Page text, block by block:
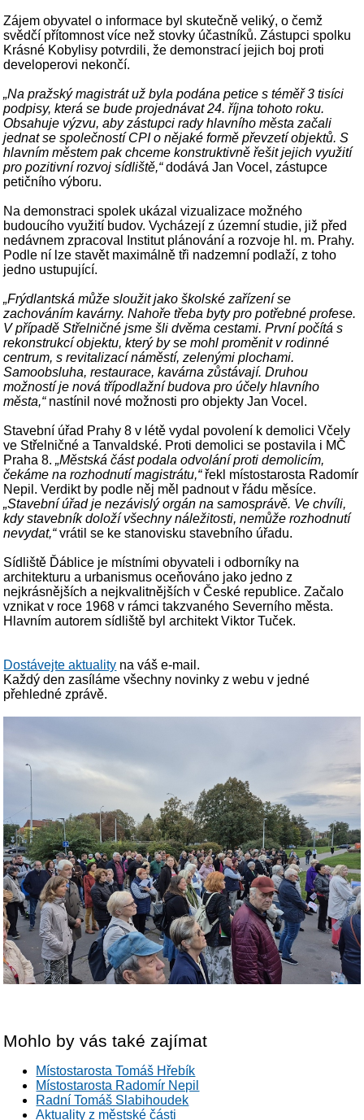
Zájem obyvatel o informace byl skutečně veliký, o čemž
svědčí přítomnost více než stovky účastníků. Zástupci spolku
Krásné Kobylisy potvrdili, že demonstrací jejich boj proti
developerovi nekončí.
„Na pražský magistrát už byla podána petice s téměř 3 tisíci
podpisy, která se bude projednávat 24. října tohoto roku.
Obsahuje výzvu, aby zástupci rady hlavního města začali
jednat se společností CPI o nějaké formě převzetí objektů. S
hlavním městem pak chceme konstruktivně řešit jejich využití
pro pozitivní rozvoj sídliště,“dodává Jan Vocel, zástupce
petičního výboru.
Na demonstraci spolek ukázal vizualizace možného
budoucího využití budov. Vycházejí z územní studie, již před
nedávnem zpracoval Institut plánování a rozvoje hl. m. Prahy.
Podle ní lze stavět maximálně tři nadzemní podlaží, z toho
jedno ustupující.
„Frýdlantská může sloužit jako školské zařízení se
zachováním kavárny. Nahoře třeba byty pro potřebné profese.
V případě Střelničné jsme šli dvěma cestami. První počítá s
rekonstrukcí objektu, který by se mohl proměnit v rodinné
centrum, s revitalizací náměstí, zelenými plochami.
Samoobsluha, restaurace, kavárna zůstávají. Druhou
možností je nová třípodlažní budova pro účely hlavního
města,“nastínil nové možnosti pro objekty Jan Vocel.
Stavební úřad Prahy 8 v létě vydal povolení k demolici Včely
ve Střelničné a Tanvaldské. Proti demolici se postavila i MČ
Praha 8.„Městská část podala odvolání proti demolicím,
čekáme na rozhodnutí magistrátu,“řekl místostarosta Radomír
Nepil. Verdikt by podle něj měl padnout v řádu měsíce.
„Stavební úřad je nezávislý orgán na samosprávě. Ve chvíli,
kdy stavebník doloží všechny náležitosti, nemůže rozhodnutí
nevydat,“vrátil se ke stanovisku stavebního úřadu.
Sídliště Ďáblice je místními obyvateli i odborníky na
architekturu a urbanismus oceňováno jako jedno z
nejkrásnějších a nejkvalitnějších v České republice. Začalo
vznikat v roce 1968 v rámci takzvaného Severního města.
Hlavním autorem sídliště byl architekt Viktor Tuček.
Dostávejte aktuality na váš e-mail.
Každý den zasíláme všechny novinky z webu v jedné
přehledné zprávě.
Mohlo by vás také zajímat
Místostarosta Tomáš Hřebík
Místostarosta Radomír Nepil
Radní Tomáš Slabihoudek
Aktuality z městské části